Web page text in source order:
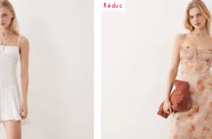
Réduc